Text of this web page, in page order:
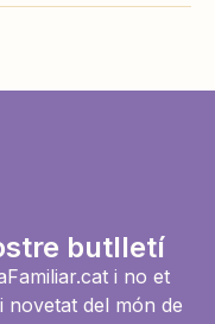
butlletí
i no et
novetat del món de